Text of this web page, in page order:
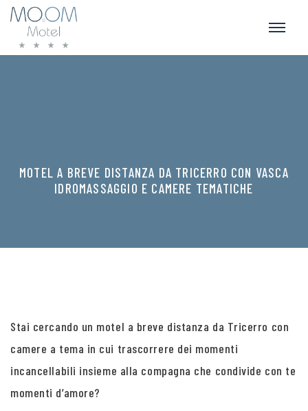
MOTEL A BREVE DISTANZA DA TRICERRO CON VASCA
IDROMASSAGGIO E CAMERE TEMATICHE
Stai cercando un motel a breve distanza da Tricerro con
camere a tema in cui trascorrere dei momenti
incancellabili insieme alla compagna che condivide con te
momenti d’amore?